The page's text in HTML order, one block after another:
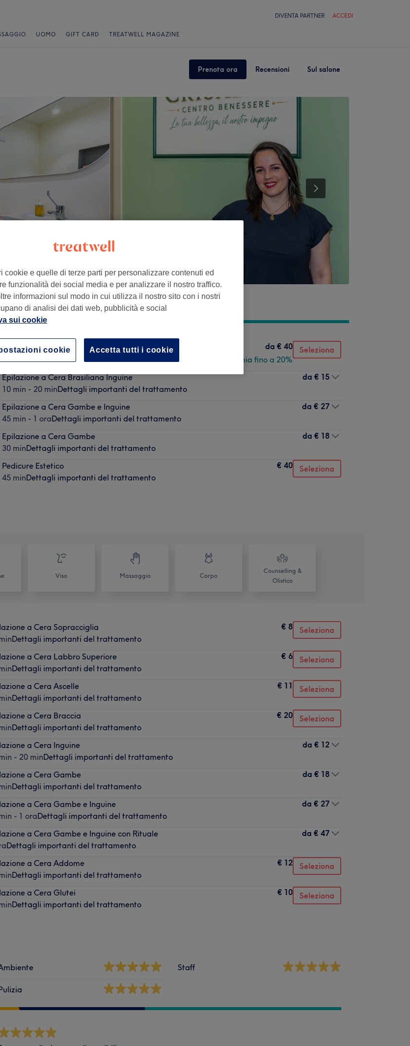
DIVENTA PARTNER ACCEDI
UOMO GIFT CARD TREATWELL MAGAZINE
Prenota ora Recensioni Sul salone
Pulizia Viso
da € 40
Risparmia fino a 20%
Seleziona
Epilazione a Cera Brasiliana Inguine
10 min - 20 minDettagli importanti del trattamento
da € 15
Epilazione a Cera Gambe e Inguine
45 min - 1 oraDettagli importanti del trattamento
da € 27
Epilazione a Cera Gambe
30 minDettagli importanti del trattamento
da € 18
Pedicure Estetico
45 minDettagli importanti del trattamento
€ 40 Seleziona
Viso Massaggio Corpo
Counselling &
Olistico
a Cera Sopracciglia
Dettagli importanti del trattamento
€ 8 Seleziona
a Cera Labbro Superiore
Dettagli importanti del trattamento
€ 6 Seleziona
a Cera Ascelle
Dettagli importanti del trattamento
€ 11 Seleziona
a Cera Braccia
Dettagli importanti del trattamento
€ 20 Seleziona
a Cera Inguine
- 20 minDettagli importanti del trattamento
da € 12
a Cera Gambe
Dettagli importanti del trattamento
da € 18
a Cera Gambe e Inguine
- 1 oraDettagli importanti del trattamento
da € 27
a Cera Gambe e Inguine con Rituale
Dettagli importanti del trattamento
da € 47
a Cera Addome
Dettagli importanti del trattamento
€ 12 Seleziona
a Cera Glutei
Dettagli importanti del trattamento
€ 10 Seleziona
Staff
cookie e quelle di terze parti per personalizzare contenuti ed
funzionalità dei social media e per analizzare il nostro traffico.
informazioni sul modo in cui utilizza il nostro sito con i nostri
di analisi dei dati web, pubblicità e social
sui cookie
Accetta tutti i cookie
cookie